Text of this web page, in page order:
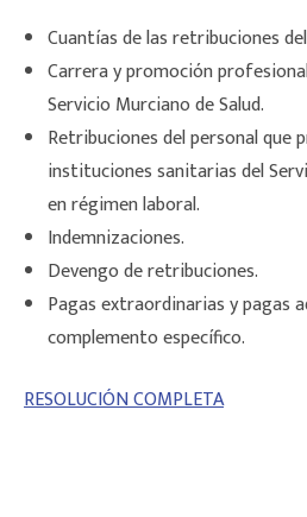
Cuantías de las retribuciones
Carrera y promoción
Servicio Murciano de Salud.
Retribuciones del personal que
instituciones sanitarias del
en régimen laboral.
Indemnizaciones.
Devengo de retribuciones.
Pagas extraordinarias y pagas
complemento específico.
RESOLUCIÓN COMPLETA